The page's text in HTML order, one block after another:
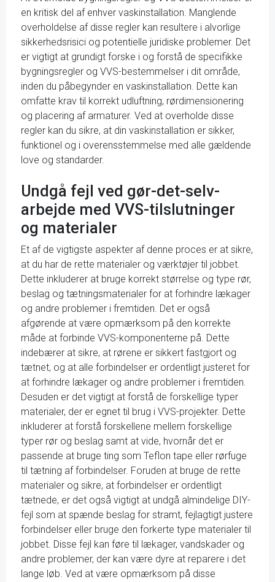
en kritisk del af enhver vaskinstallation. Manglende
overholdelse af disse regler kan resultere i alvorlige
sikkerhedsrisici og potentielle juridiske problemer. Det
er vigtigt at grundigt forske i og forstå de specifikke
bygningsregler og VVS-bestemmelser i dit område,
inden du påbegynder en vaskinstallation. Dette kan
omfatte krav til korrekt udluftning, rørdimensionering
og placering af armaturer. Ved at overholde disse
regler kan du sikre, at din vaskinstallation er sikker,
funktionel og i overensstemmelse med alle gældende
love og standarder.
Undgå fejl ved gør-det-selv-
arbejde med VVS-tilslutninger
og materialer
Et af de vigtigste aspekter af denne proces er at sikre,
at du har de rette materialer og værktøjer til jobbet.
Dette inkluderer at bruge korrekt størrelse og type rør,
beslag og tætningsmaterialer for at forhindre lækager
og andre problemer i fremtiden. Det er også
afgørende at være opmærksom på den korrekte
måde at forbinde VVS-komponenterne på. Dette
indebærer at sikre, at rørene er sikkert fastgjort og
tætnet, og at alle forbindelser er ordentligt justeret for
at forhindre lækager og andre problemer i fremtiden.
Desuden er det vigtigt at forstå de forskellige typer
materialer, der er egnet til brug i VVS-projekter. Dette
inkluderer at forstå forskellene mellem forskellige
typer rør og beslag samt at vide, hvornår det er
passende at bruge ting som Teflon tape eller rørfuge
til tætning af forbindelser. Foruden at bruge de rette
materialer og sikre, at forbindelser er ordentligt
tætnede, er det også vigtigt at undgå almindelige DIY-
fejl som at spænde beslag for stramt, fejlagtigt justere
forbindelser eller bruge den forkerte type materialer til
jobbet. Disse fejl kan føre til lækager, vandskader og
andre problemer, der kan være dyre at reparere i det
lange løb. Ved at være opmærksom på disse